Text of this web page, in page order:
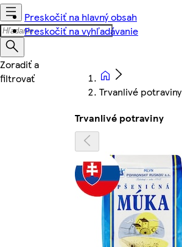
Preskočiť na hlavný obsah
Preskočiť na vyhľadávanie
Trvanlivé potraviny
Trvanlivé potraviny